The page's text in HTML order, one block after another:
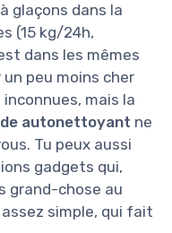
glaçons dans la
(15 kg/24h,
dans les mêmes
peu moins cher
mais la
autonettoyant ne
Tu peux aussi
gadgets qui,
grand-chose au
simple, qui fait